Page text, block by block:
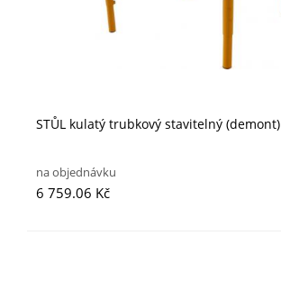
STŮL kulatý trubkový stavitelný (demont)
na objednávku
6 759.06 Kč